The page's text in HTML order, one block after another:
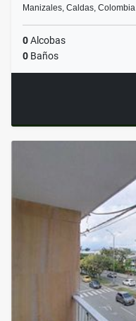
Manizales, Caldas, Colombia
0Alcobas
0 Baños